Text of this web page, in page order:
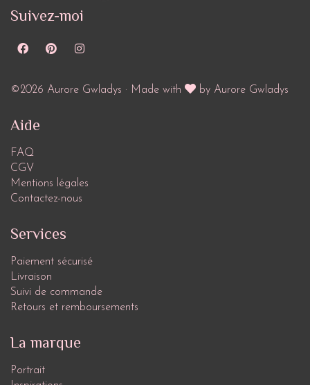
Suivez-moi
©2026 Aurore Gwladys · Made with by Aurore Gwladys
Aide
FAQ
CGV
Mentions légales
Contactez-nous
Services
Paiement sécurisé
Livraison
Suivi de commande
Retours et remboursements
La marque
Portrait